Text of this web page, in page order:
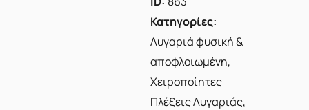
Κατηγορίες:
Λυγαριά φυσική &
αποφλοιωμένη,
Χειροποίητες
Πλέξεις Λυγαριάς,